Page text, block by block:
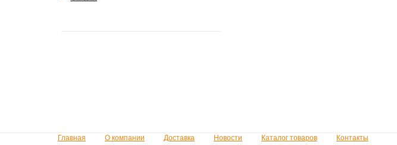
Главная О компании Доставка Новости Каталог товаров Контакты